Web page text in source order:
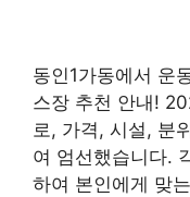
동인1가동에서 운
스장 추천 안내!
로, 가격, 시설, 분
여 엄선했습니다.
하여 본인에게 맞